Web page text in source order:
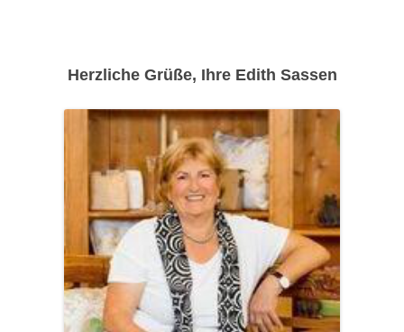
Herzliche Grüße, Ihre Edith Sassen